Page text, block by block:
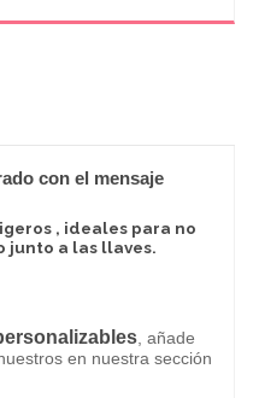
con el mensaje
, ideales para no
junto a las llaves.
, añade
en nuestra sección